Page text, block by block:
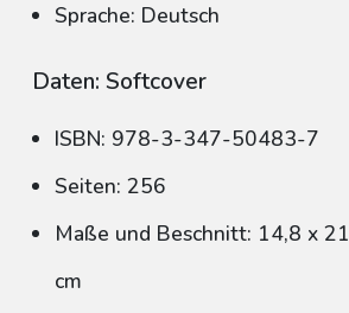
Sprache: Deutsch
Daten: Softcover
ISBN: 978-3-347-50483-7
Seiten: 256
Maße und Beschnitt: 14,8 x 21
cm